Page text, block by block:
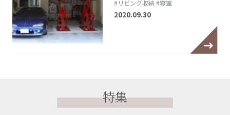
#リビング収納 #寝室
2020.09.30
特集